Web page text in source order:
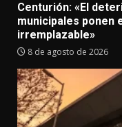
Centurión: «El
municipales ponen
irremplazable»
8 de agosto de 2026